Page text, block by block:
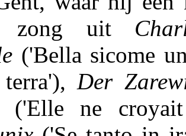
zong uit
('Bella sicome
Der
('Elle ne